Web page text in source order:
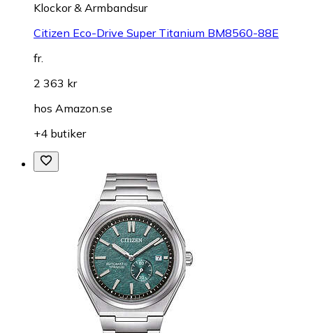
Klockor & Armbandsur
Citizen Eco-Drive Super Titanium BM8560-88E
fr.
2 363 kr
hos Amazon.se
+4 butiker